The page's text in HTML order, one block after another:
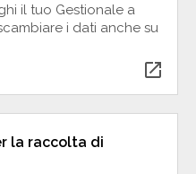
il tuo Gestionale a
i dati anche su
open_in_new
la raccolta di